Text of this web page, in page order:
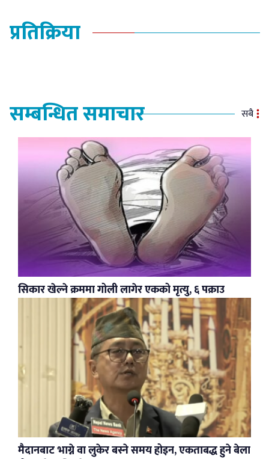
प्रतिक्रिया
सम्बन्धित समाचार सबै
सिकार खेल्ने क्रममा गोली लागेर एकको मृत्यु, ६ पक्राउ
मैदानबाट भाग्ने वा लुकेर बस्ने समय होइन, एकताबद्ध हुने बेला